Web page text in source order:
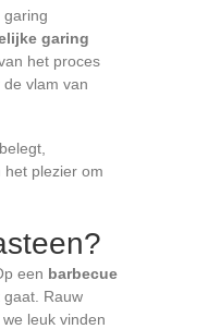
garing
garing
het proces
vlam van
plezier om
een barbecue
Rauw
leuk vinden